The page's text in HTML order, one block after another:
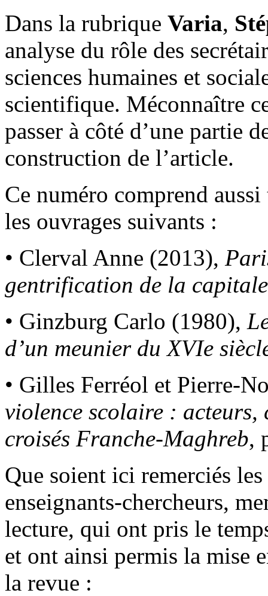
Dans la rubrique Varia,
analyse du rôle des
sciences humaines et
scientifique. Méconnaître
passer à côté d’une partie
construction de l’article.
Ce numéro comprend
les ouvrages suivants :
• Clerval Anne (2013),
gentrification de la capitale
• Ginzburg Carlo (1980),
d’un meunier du XVIe
• Gilles Ferréol et Pierre-
violence scolaire : acteurs,
croisés Franche-Maghreb,
Que soient ici remerciés
enseignants-chercheurs,
lecture, qui ont pris le
et ont ainsi permis la mise
la revue :